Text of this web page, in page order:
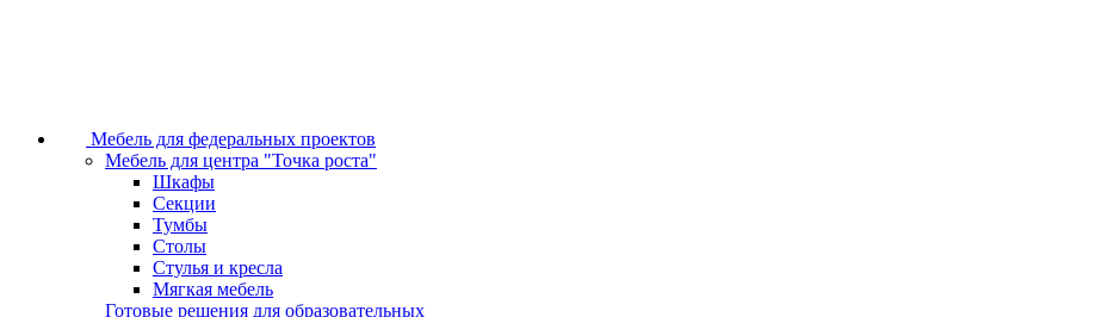
Мебель для федеральных проектов
Мебель для центра "Точка роста"
Шкафы
Секции
Тумбы
Столы
Стулья и кресла
Мягкая мебель
Готовые решения для образовательных